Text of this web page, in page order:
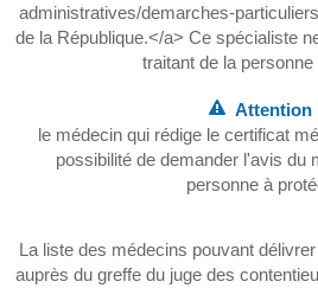
administratives/demarches-
de la République.</a> Ce spécialiste
traitant de la personne
Attention
le médecin qui rédige le certificat
possibilité de demander l'avis du
personne à
La liste des médecins pouvant
auprès du greffe du juge des